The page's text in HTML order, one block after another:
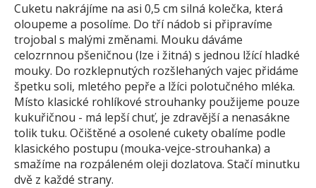
Cuketu nakrájíme na asi 0,5 cm silná kolečka, která
oloupeme a posolíme. Do tří nádob si připravíme
trojobal s malými změnami. Mouku dáváme
celozrnnou pšeničnou (lze i žitná) s jednou lžící hladké
mouky. Do rozklepnutých rozšlehaných vajec přidáme
špetku soli, mletého pepře a lžíci polotučného mléka.
Místo klasické rohlíkové strouhanky použijeme pouze
kukuřičnou - má lepší chuť, je zdravější a nenasákne
tolik tuku. Očištěné a osolené cukety obalíme podle
klasického postupu (mouka-vejce-strouhanka) a
smažíme na rozpáleném oleji dozlatova. Stačí minutku
dvě z každé strany.